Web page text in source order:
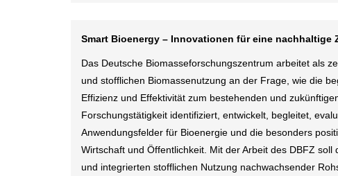
Smart Bioenergy – Innovationen für eine nachhaltige
Das Deutsche Biomasseforschungszentrum arbeitet als
und stofflichen Biomassenutzung an der Frage, wie die
Effizienz und Effektivität zum bestehenden und
Forschungstätigkeit identifiziert, entwickelt, begleitet,
Anwendungsfelder für Bioenergie und die besonders
Wirtschaft und Öffentlichkeit. Mit der Arbeit des DBFZ
und integrierten stofflichen Nutzung nachwachsender